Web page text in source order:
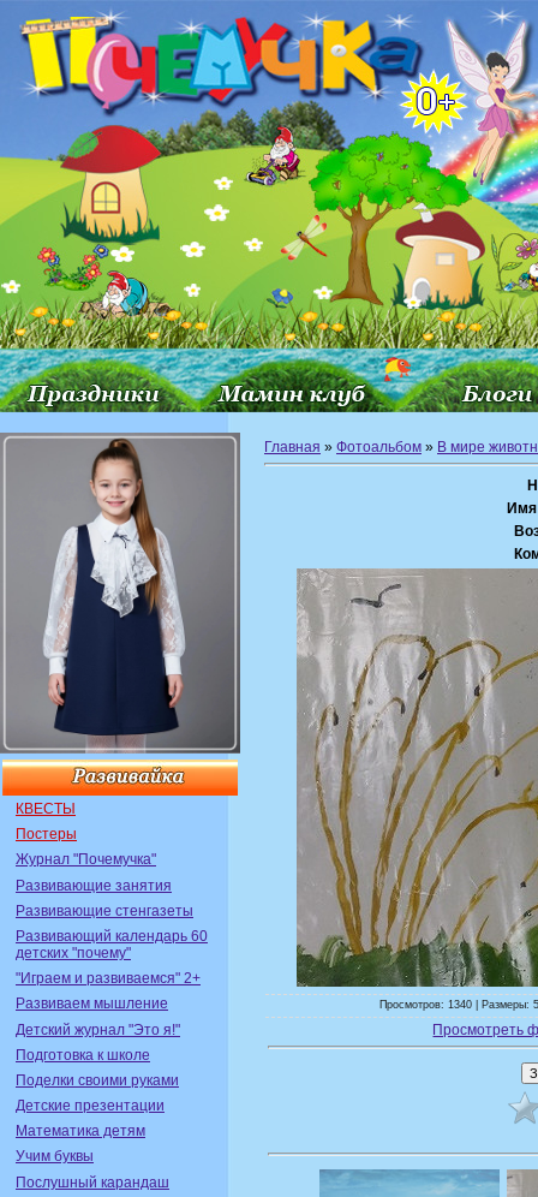
КВЕСТЫ
Постеры
Журнал "Почемучка"
Развивающие занятия
Развивающие стенгазеты
Развивающий календарь 60
детских "почему"
"Играем и развиваемся" 2+
Развиваем мышление
Детский журнал "Это я!"
Подготовка к школе
Поделки своими руками
Детские презентации
Математика детям
Учим буквы
Послушный карандаш
Главная » Фотоальбом » В мире
Просмотров: 1340 | Размеры:
Просмотреть